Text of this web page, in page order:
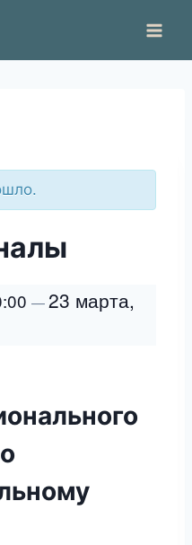
—23 марта,